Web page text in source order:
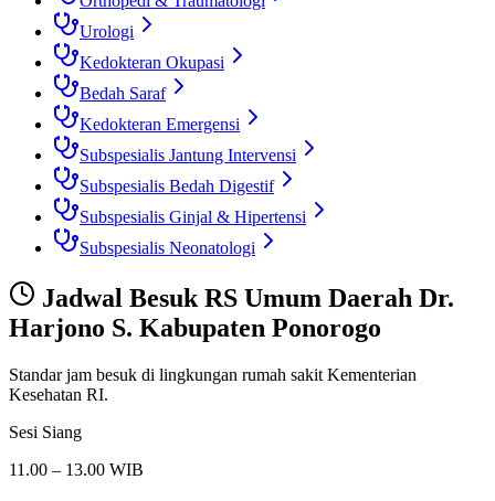
Urologi
Kedokteran Okupasi
Bedah Saraf
Kedokteran Emergensi
Subspesialis Jantung Intervensi
Subspesialis Bedah Digestif
Subspesialis Ginjal & Hipertensi
Subspesialis Neonatologi
Jadwal Besuk RS Umum Daerah Dr.
Harjono S. Kabupaten Ponorogo
Standar jam besuk di lingkungan rumah sakit Kementerian
Kesehatan RI.
Sesi Siang
11.00 – 13.00 WIB